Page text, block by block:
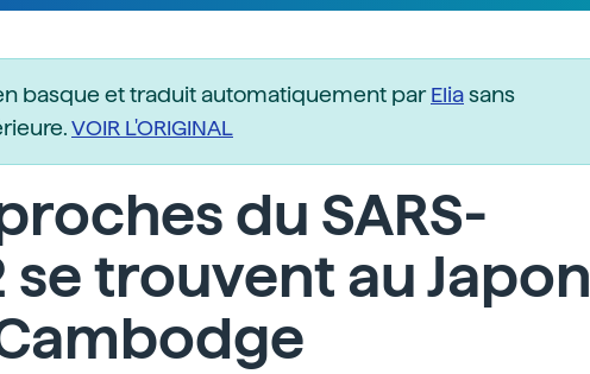
basque et traduit automatiquement parEliasans
VOIR L'ORIGINAL
du SARS-
se trouvent au Japon